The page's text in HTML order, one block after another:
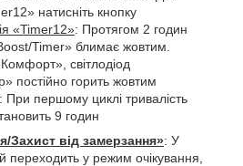
натисніть кнопку
«Timer12»: Протягом 2 годин
Timer» блимає жовтим.
світлодіод
постійно горить жовтим
: При першому циклі тривалість
9 годин
Захист від замерзання»: У
переходить у режим очікування,